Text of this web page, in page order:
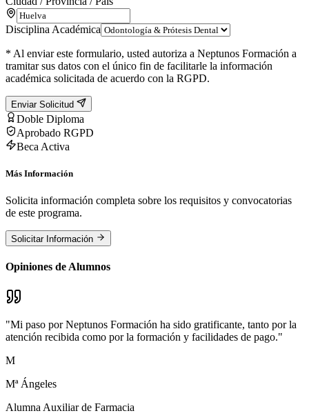
Disciplina Académica
* Al enviar este formulario, usted autoriza a Neptunos Formación a
tramitar sus datos con el único fin de facilitarle la información
académica solicitada de acuerdo con la RGPD.
Enviar Solicitud
Doble Diploma
Aprobado RGPD
Beca Activa
Más Información
Solicita información completa sobre los requisitos y convocatorias
de este programa.
Solicitar Información
Opiniones de Alumnos
"Mi paso por Neptunos Formación ha sido gratificante, tanto por la
atención recibida como por la formación y facilidades de pago."
M
Mª Ángeles
Alumna Auxiliar de Farmacia